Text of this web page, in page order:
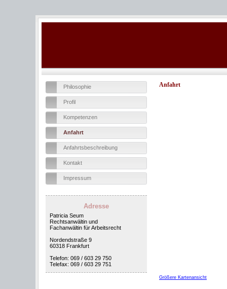
Philosophie
Profil
Kompetenzen
Anfahrt
Anfahrtsbeschreibung
Kontakt
Impressum
Adresse
Patricia Seum
Rechtsanwältin und
Fachanwältin für Arbeitsrecht
Nordendstraße 9
60318 Frankfurt
Telefon: 069 / 603 29 750
Telefax: 069 / 603 29 751
Anfahrt
Größere Kartenansicht